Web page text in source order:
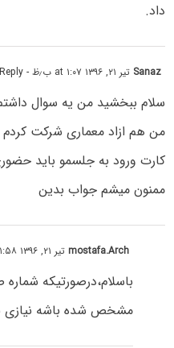
داد.
Sanaz تیر ۲۱, ۱۳۹۶ at ۱:۰۷ ب٫ظ - Reply
سلام ببخشید من یه سوال
من هم ازاد معماری شرکت
کارت ورود به جلسمو باید
ممنون میشم جواب بدین
mostafa.Archتیر ۲۱, ۱۳۹۶ at ۱:۵۸ ب٫ظ
باسلام،درصورتیکه
مشخص شده باشه نیازی